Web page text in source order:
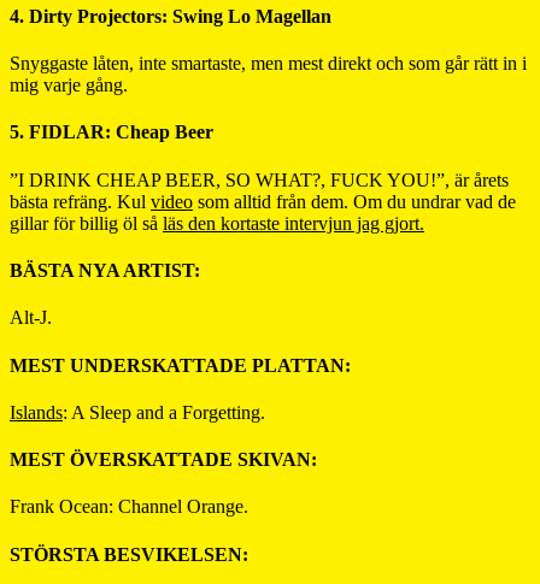
4. Dirty Projectors: Swing Lo Magellan
Snyggaste låten, inte smartaste, men mest direkt och som går rätt in i
mig varje gång.
5. FIDLAR: Cheap Beer
”I DRINK CHEAP BEER, SO WHAT?, FUCK YOU!”, är årets
bästa refräng. Kul video som alltid från dem. Om du undrar vad de
gillar för billig öl så läs den kortaste intervjun jag gjort.
BÄSTA NYA ARTIST:
Alt-J.
MEST UNDERSKATTADE PLATTAN:
Islands: A Sleep and a Forgetting.
MEST ÖVERSKATTADE SKIVAN:
Frank Ocean: Channel Orange.
STÖRSTA BESVIKELSEN: